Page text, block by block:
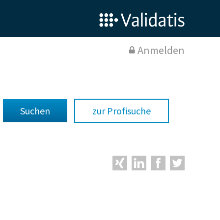
Anmelden
zur Profisuche